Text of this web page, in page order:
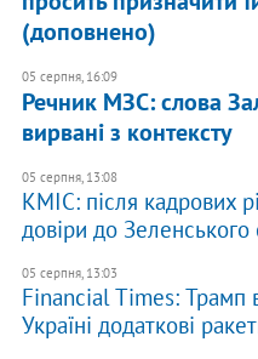
(доповнено)
05 серпня, 16:09
Речник МЗС: слова
вирвані з контексту
05 серпня, 13:08
КМІС: після кадрових
довіри до
05 серпня, 13:03
Financial Times: Трамп
Україні додаткові